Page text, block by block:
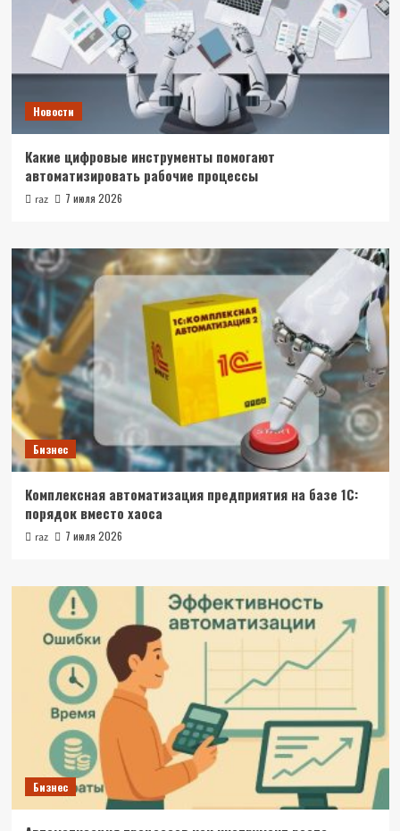
Новости
Какие цифровые инструменты помогают
автоматизировать рабочие процессы
raz 7 июля 2026
Бизнес
Комплексная автоматизация предприятия на базе 1С:
порядок вместо хаоса
raz 7 июля 2026
Бизнес